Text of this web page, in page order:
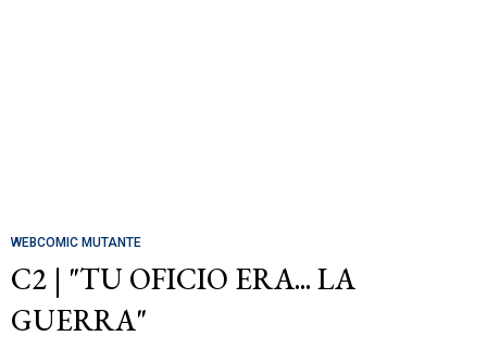
WEBCOMIC MUTANTE
C2 | "TU OFICIO ERA... LA
GUERRA"